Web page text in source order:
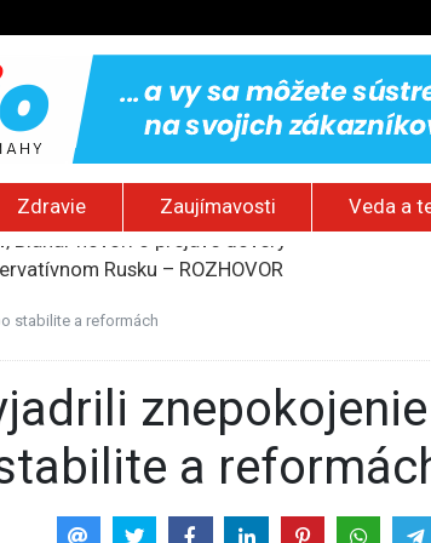
Zdravie Zaujímavosti Veda a
Rusku – ROZHOVOR
prístavov
stabilite a reformách
a